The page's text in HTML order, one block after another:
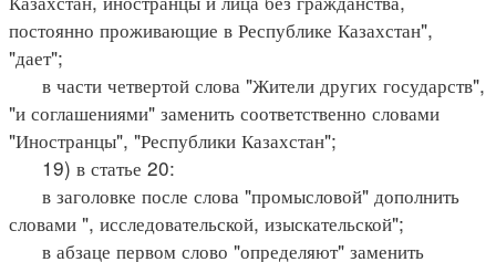
постоянно проживающие в Республике Казахстан",
"дает";
в части четвертой слова "Жители других государств",
"и соглашениями" заменить соответственно словами
"Иностранцы", "Республики Казахстан";
19) в статье 20:
в заголовке после слова "промысловой" дополнить
словами ", исследовательской, изыскательской";
в абзаце первом слово "определяют" заменить